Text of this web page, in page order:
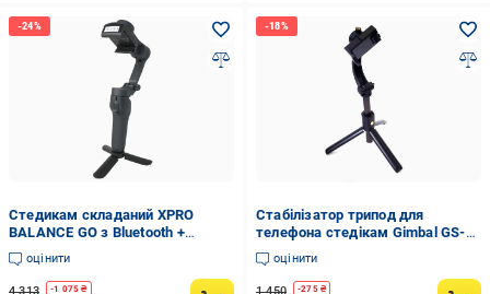
Стедикам складаний XPRO
BALANCE GO з Bluetooth +
Тринога (2484598213123)
оцінити
4 313 -1 075 ₴
Стабілізатор трипод для
телефона стедікам Gimbal GS-
40 Чорний (120.569)
оцінити
1 450 -275₴